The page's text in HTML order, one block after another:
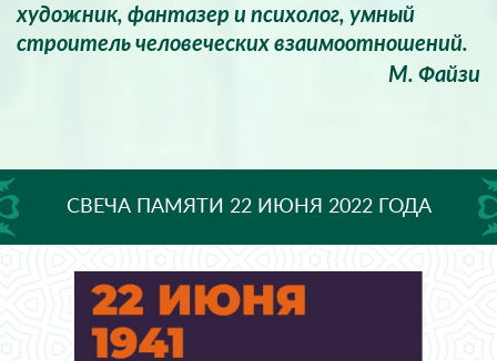
художник, фантазер и психолог, умный
строитель человеческих взаимоотношений.
М. Файзи
СВЕЧА ПАМЯТИ 22 ИЮНЯ 2022 ГОДА